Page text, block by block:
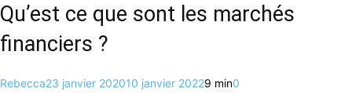
Qu’est ce que sont les marchés
financiers ?
Rebecca23 janvier 202010 janvier 20229 min0